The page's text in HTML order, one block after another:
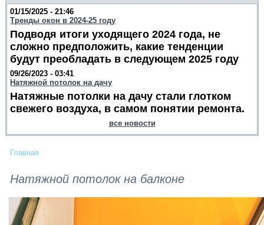
01/15/2025 - 21:46
Тренды окон в 2024-25 году
Подводя итоги уходящего 2024 года, не
сложно предположить, какие тенденции
будут преобладать в следующем 2025 году
09/26/2023 - 03:41
Натяжной потолок на дачу
Натяжные потолки на дачу стали глотком
свежего воздуха, в самом понятии ремонта.
все новости
Главная
Натяжной потолок на балконе